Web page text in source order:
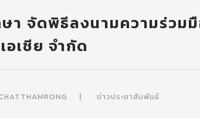
จัดพิธีลงนามความร่วม
อเชีย จำกัด
ข่าวประชาสัมพันธ์